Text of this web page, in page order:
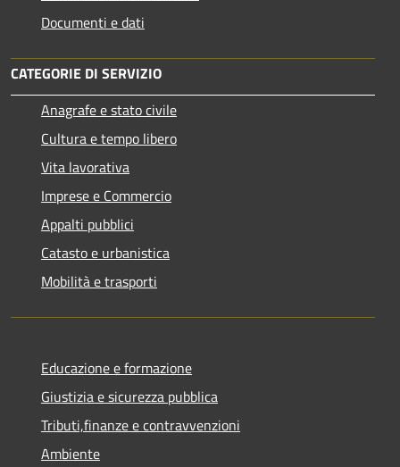
Documenti e dati
CATEGORIE DI SERVIZIO
Anagrafe e stato civile
Cultura e tempo libero
Vita lavorativa
Imprese e Commercio
Appalti pubblici
Catasto e urbanistica
Mobilità e trasporti
Educazione e formazione
Giustizia e sicurezza pubblica
Tributi,finanze e contravvenzioni
Ambiente